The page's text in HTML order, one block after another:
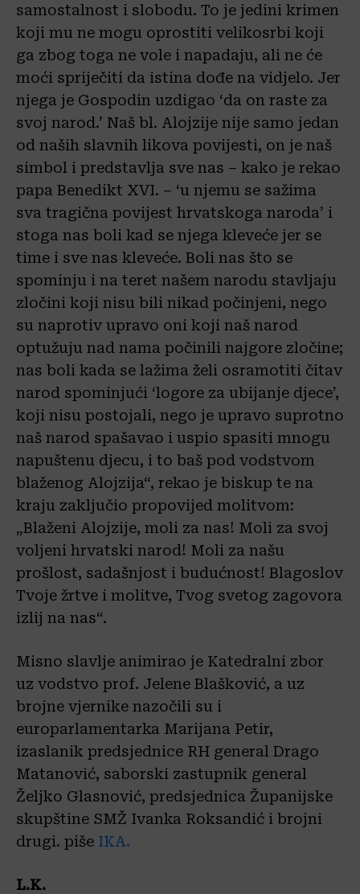
samostalnost i slobodu. To je jedini krimen
koji mu ne mogu oprostiti velikosrbi koji
ga zbog toga ne vole i napadaju, ali ne će
moći spriječiti da istina dođe na vidjelo. Jer
njega je Gospodin uzdigao ‘da on raste za
svoj narod.’ Naš bl. Alojzije nije samo jedan
od naših slavnih likova povijesti, on je naš
simbol i predstavlja sve nas – kako je rekao
papa Benedikt XVI. – ‘u njemu se sažima
sva tragična povijest hrvatskoga naroda’ i
stoga nas boli kad se njega kleveće jer se
time i sve nas kleveće. Boli nas što se
spominju i na teret našem narodu stavljaju
zločini koji nisu bili nikad počinjeni, nego
su naprotiv upravo oni koji naš narod
optužuju nad nama počinili najgore zločine;
nas boli kada se lažima želi osramotiti čitav
narod spominjući ‘logore za ubijanje djece’,
koji nisu postojali, nego je upravo suprotno
naš narod spašavao i uspio spasiti mnogu
napuštenu djecu, i to baš pod vodstvom
blaženog Alojzija“, rekao je biskup te na
kraju zaključio propovijed molitvom:
„Blaženi Alojzije, moli za nas! Moli za svoj
voljeni hrvatski narod! Moli za našu
prošlost, sadašnjost i budućnost! Blagoslov
Tvoje žrtve i molitve, Tvog svetog zagovora
izlij na nas“.
Misno slavlje animirao je Katedralni zbor
uz vodstvo prof. Jelene Blašković, a uz
brojne vjernike nazočili su i
europarlamentarka Marijana Petir,
izaslanik predsjednice RH general Drago
Matanović, saborski zastupnik general
Željko Glasnović, predsjednica Županijske
skupštine SMŽ Ivanka Roksandić i brojni
drugi. piše IKA.
L.K.